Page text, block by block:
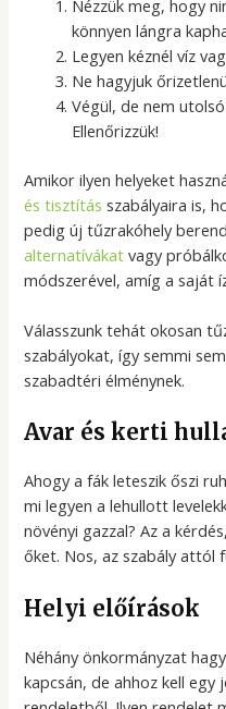
Nézzük meg, hogy
könnyen lángra
Legyen kéznél víz
Ne hagyjuk
Végül, de nem
Ellenőrizzük!
Amikor ilyen helyeket
és tisztítás szabályaira is,
pedig új tűzrakóhely
alternatívákat vagy
módszerével, amíg a saját
Válasszunk tehát okosan
szabályokat, így semmi
szabadtéri élménynek.
Avar és kerti
Ahogy a fák leteszik őszi
mi legyen a lehullott
növényi gazzal? Az a
őket. Nos, az szabály attól
Helyi előírások
Néhány önkormányzat
kapcsán, de ahhoz kell egy